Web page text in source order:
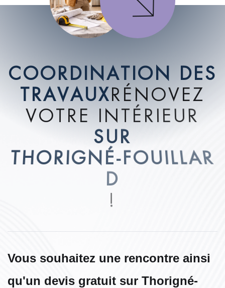
COORDI NATION DES
TRAVAUXRÉ NOVEZ
VOTRE I NTÉRIEUR
SUR
THORIGNÉ-FOUILLAR
D
!
Vous souhaitez une rencontre ainsi
qu'un devis gratuit sur Thorigné-